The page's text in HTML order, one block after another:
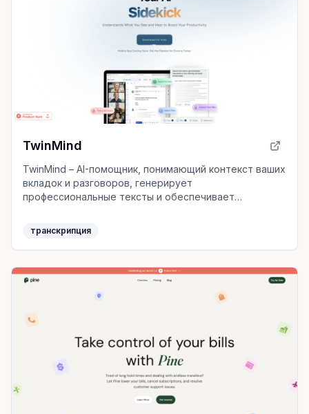
TwinMind
TwinMind – AI-помощник, понимающий контекст ваших
вкладок и разговоров, генерирует
профессиональные тексты и обеспечивает
транскрипция